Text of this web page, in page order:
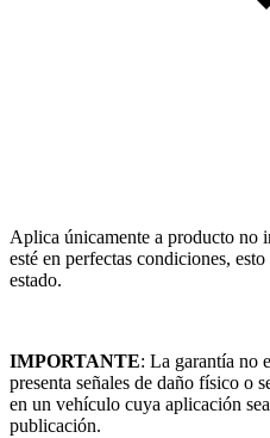
Aplica únicamente a producto no
esté en perfectas condiciones,
estado.
IMPORTANTE: La garantía no
presenta señales de daño físico o
en un vehículo cuya aplicación
publicación.